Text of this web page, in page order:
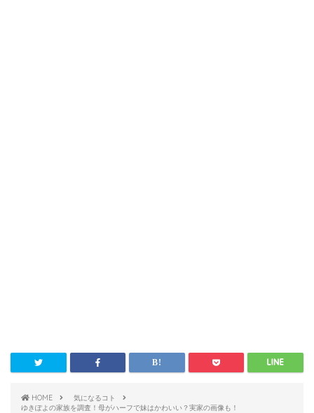
HOME
気になるコト
ゆきぽよの家族を調査！母がハーフで妹はかわいい？実家の画像も！